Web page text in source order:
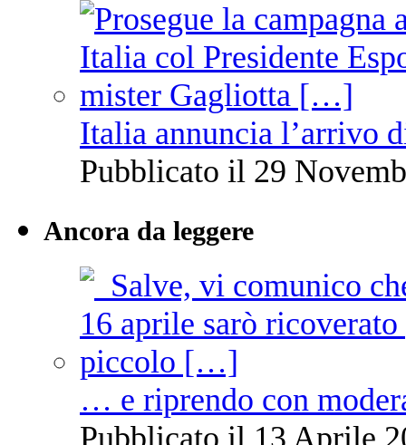
Italia annuncia l’arrivo
Pubblicato il 29
Ancora da leggere
… e riprendo con